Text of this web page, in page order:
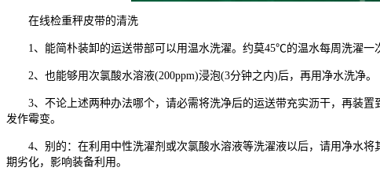
在线检重秤皮带的清洗
1、能简朴装卸的运送带部可以用温水洗濯。约莫45℃的温水每周洗濯
2、也能够用次氯酸水溶液(200ppm)浸泡(3分钟之内)后，再用净水洗净。
3、不论上述两种办法哪个，请必需将洗净后的运送带充实沥干，再装
发作霉变。
4、别的：在利用中性洗濯剂或次氯酸水溶液等洗濯液以后，请用净水
期劣化，影响装备利用。